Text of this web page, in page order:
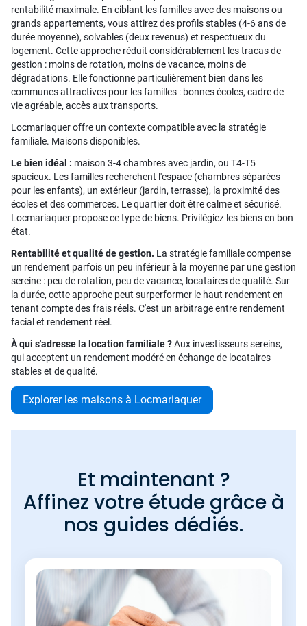
rentabilité maximale. En ciblant les familles avec des maisons ou
grands appartements, vous attirez des profils stables (4-6 ans de
durée moyenne), solvables (deux revenus) et respectueux du
logement. Cette approche réduit considérablement les tracas de
gestion : moins de rotation, moins de vacance, moins de
dégradations. Elle fonctionne particulièrement bien dans les
communes attractives pour les familles : bonnes écoles, cadre de
vie agréable, accès aux transports.
Locmariaquer offre un contexte compatible avec la stratégie
familiale. Maisons disponibles.
Le bien idéal : maison 3-4 chambres avec jardin, ou T4-T5
spacieux. Les familles recherchent l'espace (chambres séparées
pour les enfants), un extérieur (jardin, terrasse), la proximité des
écoles et des commerces. Le quartier doit être calme et sécurisé.
Locmariaquer propose ce type de biens. Privilégiez les biens en bon
état.
Rentabilité et qualité de gestion. La stratégie familiale compense
un rendement parfois un peu inférieur à la moyenne par une gestion
sereine : peu de rotation, peu de vacance, locataires de qualité. Sur
la durée, cette approche peut surperformer le haut rendement en
tenant compte des frais réels. C'est un arbitrage entre rendement
facial et rendement réel.
À qui s'adresse la location familiale ?Aux investisseurs sereins,
qui acceptent un rendement modéré en échange de locataires
stables et de qualité.
Explorer les maisons à Locmariaquer
Et maintenant ?
Affinez votre étude grâce à
nos guides dédiés.